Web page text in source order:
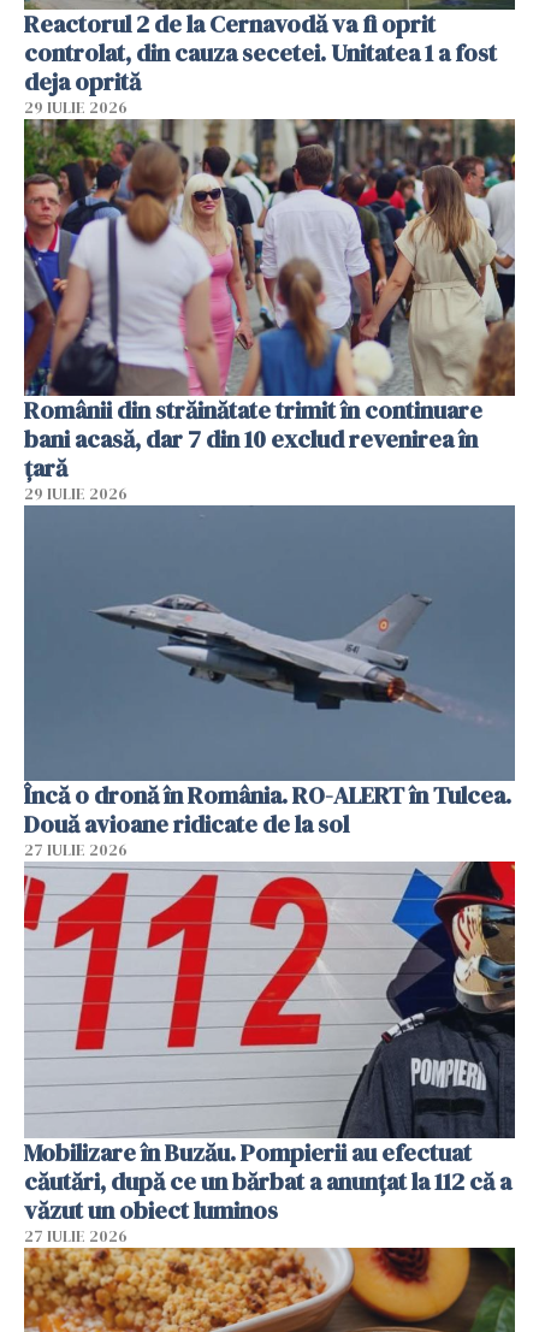
Reactorul 2 de la Cernavodă va fi oprit
controlat, din cauza secetei. Unitatea 1 a fost
deja oprită
29 IULIE 2026
Românii din străinătate trimit în continuare
bani acasă, dar 7 din 10 exclud revenirea în
țară
29 IULIE 2026
Încă o dronă în România. RO-ALERT în Tulcea.
Două avioane ridicate de la sol
27 IULIE 2026
Mobilizare în Buzău. Pompierii au efectuat
căutări, după ce un bărbat a anunțat la 112 că a
văzut un obiect luminos
27 IULIE 2026